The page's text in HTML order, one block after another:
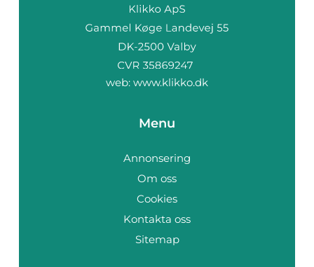
web: www.klikko.dk
Menu
Annonsering
Om oss
Cookies
Kontakta oss
Sitemap